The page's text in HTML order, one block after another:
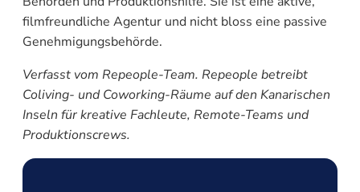
filmfreundliche Agentur und nicht bloss eine passive
Genehmigungsbehörde.
Verfasst vom Repeople-Team. Repeople betreibt
Coliving- und Coworking-Räume auf den Kanarischen
Inseln für kreative Fachleute, Remote-Teams und
Produktionscrews.